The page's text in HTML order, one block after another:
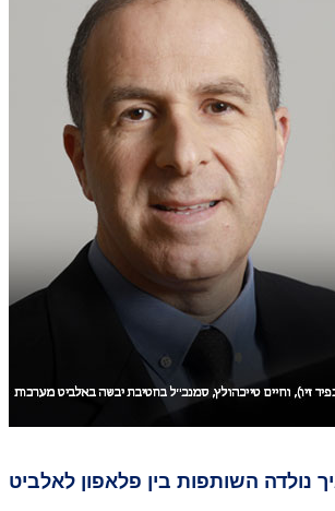
נולדה השותפות בין פלאפון לאלביט